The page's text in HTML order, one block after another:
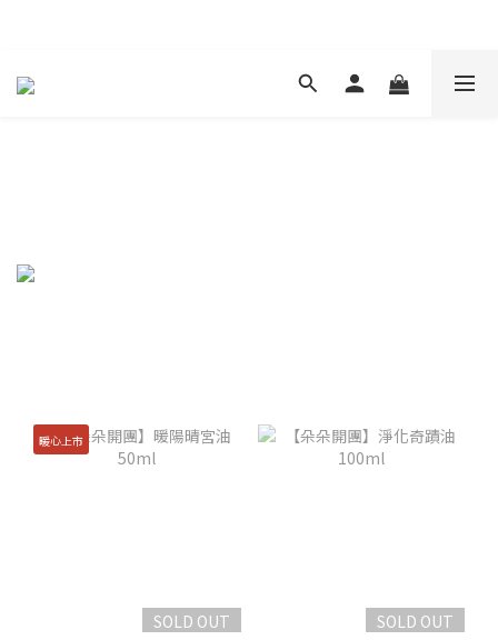
暖心上市
SOLD OUT
SOLD OUT